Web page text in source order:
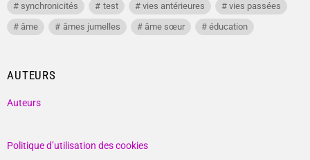
synchronicités
test vies antérieures
vies passées
âme
âmes jumelles âme sœur éducation
AUTEURS
Auteurs
Politique d’utilisation des cookies